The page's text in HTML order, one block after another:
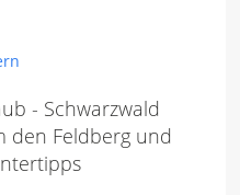
- Schwarzwald
Feldberg und